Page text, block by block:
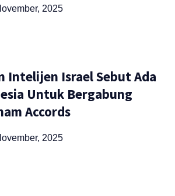
2025
Intelijen Israel Sebut Ada
Untuk Bergabung
Accords
2025